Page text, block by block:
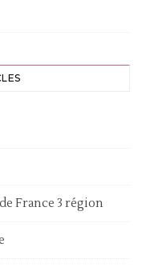
France 3 région